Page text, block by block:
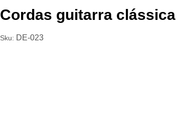
Cordas guitarra clássica
Sku: DE-023